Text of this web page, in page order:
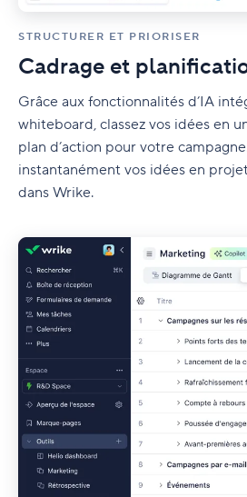
STRUCTURER ET PRIORISER
Cadrage et
Grâce aux fonctionnalités d’IA
whiteboard, classez vos idées en
plan d’action pour votre
instantanément vos idées en
dans Wrike.